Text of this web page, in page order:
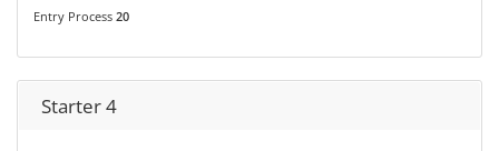
Entry Process 20
Starter 4